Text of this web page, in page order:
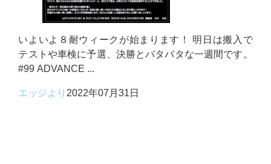
いよいよ８耐ウィークが始まります！ 明日は搬入で
テストや車検に予選、決勝とバタバタな一週間です。
#99 ADVANCE ...
エッジより 2022年07月31日